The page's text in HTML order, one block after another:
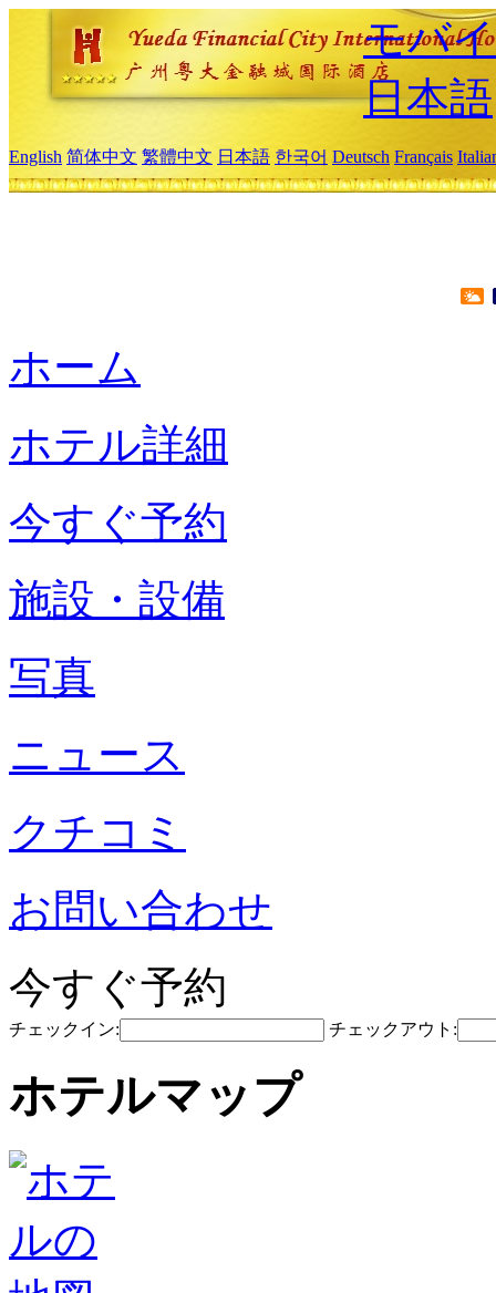
モバ
日本語
English 简体中文 繁體中文 日本語 한국어 Deutsch Français
ホーム
ホテル詳細
今すぐ予約
施設・設備
写真
ニュース
クチコミ
お問い合わせ
今すぐ予約
チェックイン: チェックアウト:
ホテルマップ